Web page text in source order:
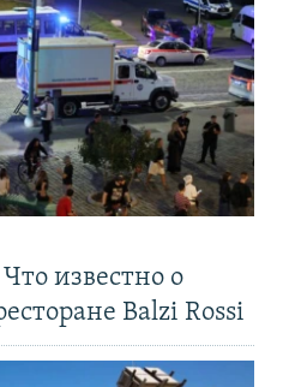
известно о
Balzi Rossi